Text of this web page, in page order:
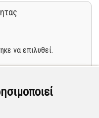
να επιλυθεί.